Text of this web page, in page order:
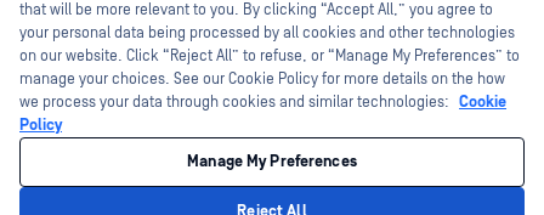
Parteneri tehnologici
Program de parteneriat de canal
©2026 OPSWAT . Toate drepturile rezervate. OPSWAT, MetaDefender, Metascan,
MetaAccess, OPSWAT , Trust no File. Trust No Device., OPSWAT , Protecting the
World's Critical Infrastructure, Deep CDR™ Technology, InQuest, logo-ul InQuest,
DFI, RetroHunt, Deep File Inspection și Join the Hunt sunt mărci comerciale ale
OPSWAT . Mărcile comerciale ale terților sunt proprietatea deținătorilor respectivi.
Politica de confidențialitate
that will be more relevant to you. By clicking “Accept All,” you agree to
your personal data being processed by all cookies and other technologies
on our website. Click “Reject All” to refuse, or “Manage My Preferences” to
manage your choices. See our Cookie Policy for more details on the how
we process your data through cookies and similar technologies: Cookie
Policy
Manage My Preferences